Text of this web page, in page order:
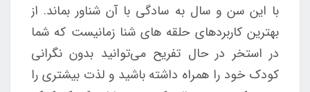
با این سن و سال به سادگی با آن شناور بماند. از
بهترین کاربردهای حلقه های شنا زمانیست که شما
در استخر در حال تفریح می‌توانید بدون نگرانی
کودک خود را همراه داشته باشید و لذت بیشتری را